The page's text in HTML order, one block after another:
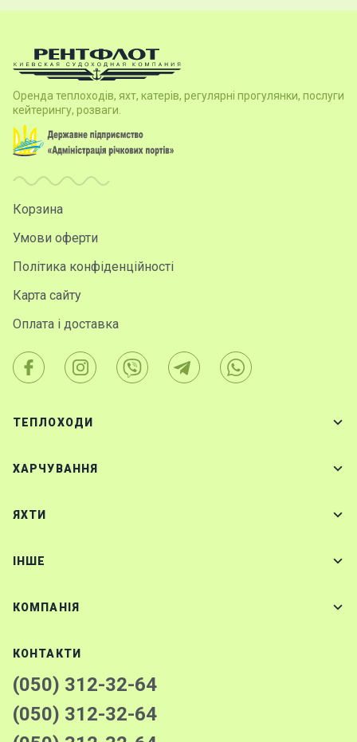
Оренда теплоходів, яхт, катерів, регулярні прогулянки, послуги
кейтерингу, розваги.
Корзина
Умови оферти
Політика конфіденційності
Карта сайту
Оплата і доставка
ТЕПЛОХОДИ
ХАРЧУВАННЯ
ЯХТИ
IНШЕ
КОМПАНІЯ
КОНТАКТИ
(050) 312-32-64
(050) 312-32-64